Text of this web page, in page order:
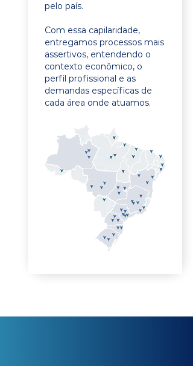
pelo país.
Com essa capilaridade,
entregamos processos mais
assertivos, entendendo o
contexto econômico, o
perfil profissional e as
demandas específicas de
cada área onde atuamos.